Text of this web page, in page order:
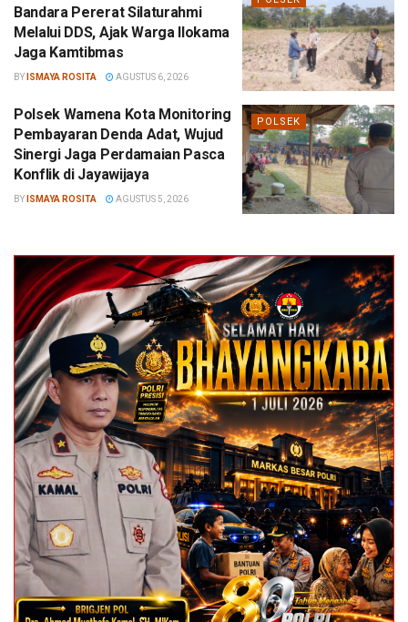
Bandara Pererat Silaturahmi
Melalui DDS, Ajak Warga Ilokama
Jaga Kamtibmas
BY ISMAYA ROSITA AGUSTUS 6, 2026
POLSEK
Polsek Wamena Kota Monitoring
Pembayaran Denda Adat, Wujud
Sinergi Jaga Perdamaian Pasca
Konflik di Jayawijaya
BY ISMAYA ROSITA AGUSTUS 5, 2026